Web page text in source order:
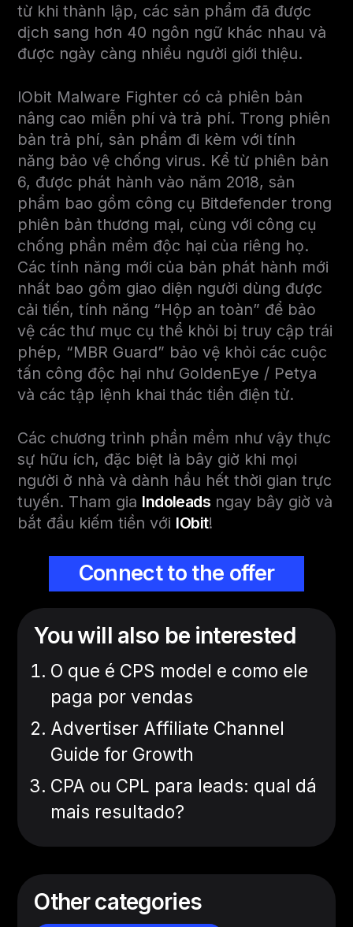
từ khi thành lập, các sản phẩm đã được
dịch sang hơn 40 ngôn ngữ khác nhau và
được ngày càng nhiều người giới thiệu.
IObit Malware Fighter có cả phiên bản
nâng cao miễn phí và trả phí. Trong phiên
bản trả phí, sản phẩm đi kèm với tính
năng bảo vệ chống virus. Kể từ phiên bản
6, được phát hành vào năm 2018, sản
phẩm bao gồm công cụ Bitdefender trong
phiên bản thương mại, cùng với công cụ
chống phần mềm độc hại của riêng họ.
Các tính năng mới của bản phát hành mới
nhất bao gồm giao diện người dùng được
cải tiến, tính năng “Hộp an toàn” để bảo
vệ các thư mục cụ thể khỏi bị truy cập trái
phép, “MBR Guard” bảo vệ khỏi các cuộc
tấn công độc hại như GoldenEye / Petya
và các tập lệnh khai thác tiền điện tử.
Các chương trình phần mềm như vậy thực
sự hữu ích, đặc biệt là bây giờ khi mọi
người ở nhà và dành hầu hết thời gian trực
tuyến. Tham gia Indoleads ngay bây giờ và
bắt đầu kiếm tiền với IObit!
Connect to the offer
You will also be interested
O que é CPS model e como ele
paga por vendas
Advertiser Affiliate Channel
Guide for Growth
CPA ou CPL para leads: qual dá
mais resultado?
Other categories